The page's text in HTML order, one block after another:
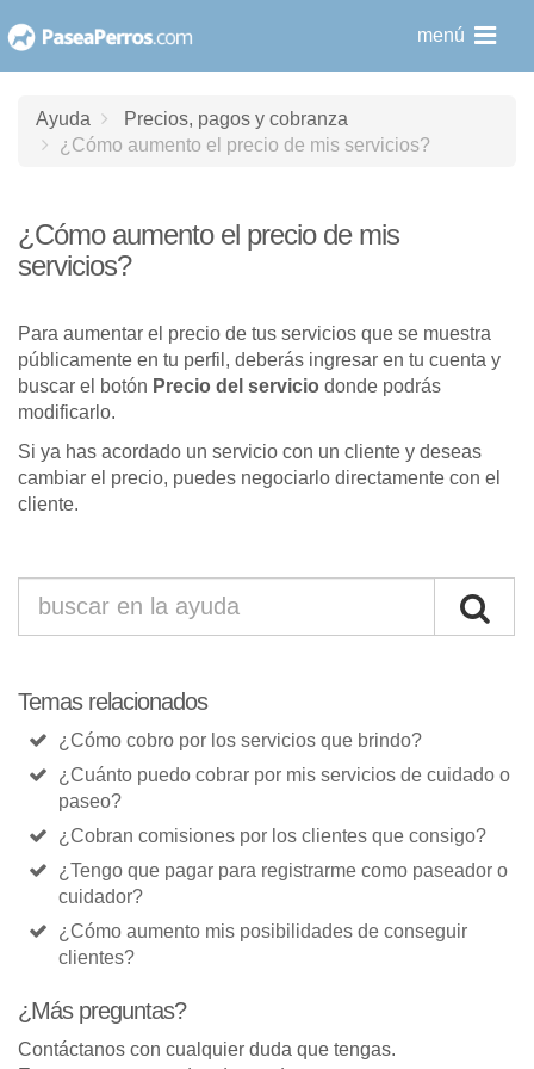
al
menú
Ayuda
Precios, pagos y cobranza
¿Cómo aumento el precio de mis servicios?
¿Cómo aumento el precio de mis
servicios?
Para aumentar el precio de tus servicios que se muestra
públicamente en tu perfil, deberás ingresar en tu cuenta y
buscar el botón Precio del servicio donde podrás
modificarlo.
Si ya has acordado un servicio con un cliente y deseas
cambiar el precio, puedes negociarlo directamente con el
cliente.
Temas relacionados
¿Cómo cobro por los servicios que brindo?
¿Cuánto puedo cobrar por mis servicios de cuidado o
paseo?
¿Cobran comisiones por los clientes que consigo?
¿Tengo que pagar para registrarme como paseador o
cuidador?
¿Cómo aumento mis posibilidades de conseguir
clientes?
¿Más preguntas?
Contáctanos con cualquier duda que tengas.